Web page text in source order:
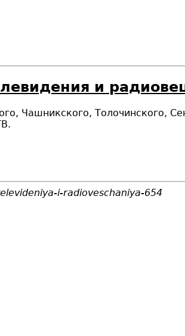
и
Чашникского, Толочинского,
.
i-radioveschaniya-654